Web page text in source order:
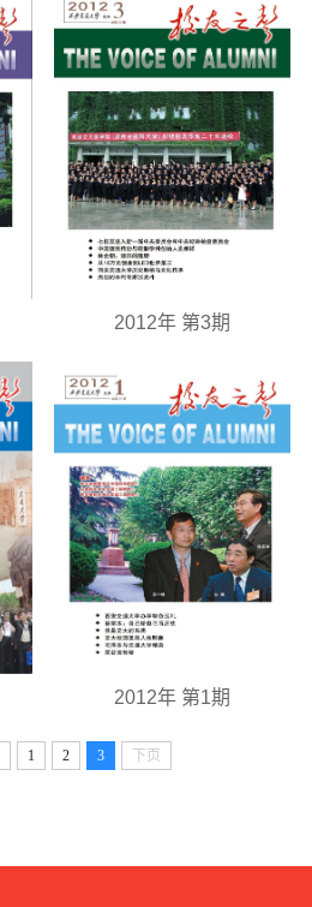
2012年 第3期
2012年 第1期
1 2 3 下页